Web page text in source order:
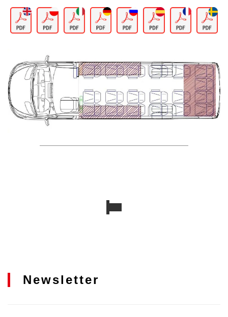
Newsletter